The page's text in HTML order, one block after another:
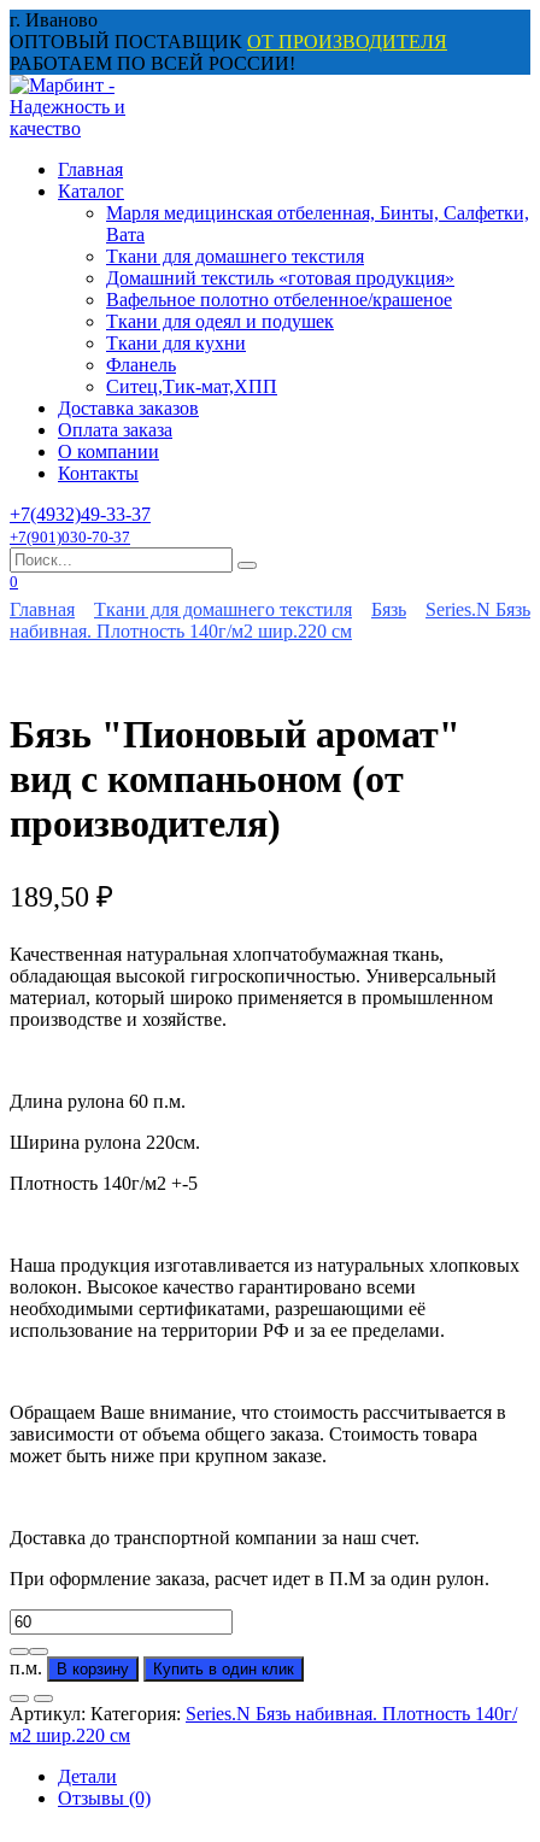
Перейти
к
содержанию
г. Иваново
ОПТОВЫЙ ПОСТАВЩИК ОТ ПРОИЗВОДИТЕЛЯ
РАБОТАЕМ ПО ВСЕЙ РОССИИ!
Главная
Каталог
Марля медицинская отбеленная, Бинты, Салфетки,
Вата
Ткани для домашнего текстиля
Домашний текстиль «готовая продукция»
Вафельное полотно отбеленное/крашеное
Ткани для одеял и подушек
Ткани для кухни
Фланель
Ситец,Тик-мат,ХПП
Доставка заказов
Оплата заказа
О компании
Контакты
+7(4932)49-33-37
+7(901)030-70-37
Search
for:
0
Главная Ткани для домашнего текстиля Бязь
Series.N Бязь
набивная. Плотность 140г/м2 шир.220 см
Бязь "Пионовый аромат"
вид с компаньоном (от
производителя)
189,50 ₽
Качественная натуральная хлопчатобумажная ткань,
обладающая высокой гигроскопичностью. Универсальный
материал, который широко применяется в промышленном
производстве и хозяйстве.
Длина рулона 60 п.м.
Ширина рулона 220см.
Плотность 140г/м2 +-5
Наша продукция изготавливается из натуральных хлопковых
волокон. Высокое качество гарантировано всеми
необходимыми сертификатами, разрешающими её
использование на территории РФ и за ее пределами.
Обращаем Ваше внимание, что стоимость рассчитывается в
зависимости от объема общего заказа. Стоимость товара
может быть ниже при крупном заказе.
Доставка до транспортной компании за наш счет.
При оформление заказа, расчет идет в П.М за один рулон.
Количество
товара
Бязь
"Пионовый
аромат"
вид
с
компаньоном
производителя)
п.м. В корзину Купить в один клик
Артикул: Категория: Series.N Бязь набивная. Плотность 140г/
м2 шир.220 см
Детали
Отзывы (0)